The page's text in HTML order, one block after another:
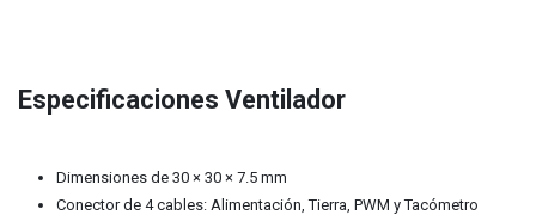
Especificaciones Ventilador
Dimensiones de 30 × 30 × 7.5 mm
Conector de 4 cables: Alimentación, Tierra, PWM y Tacómetro